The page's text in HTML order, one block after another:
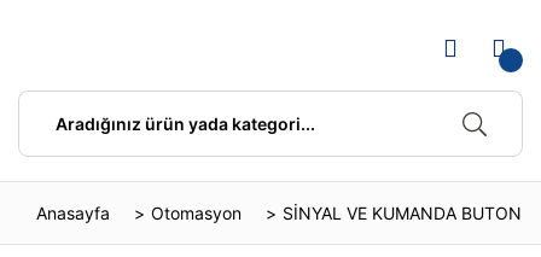
Anasayfa Otomasyon SİNYAL VE KUMANDA